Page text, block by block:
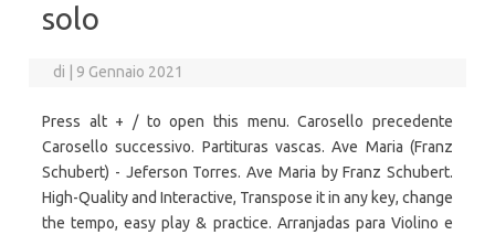
solo
di 9 Gennaio 2021
Press alt + / to open this menu. Carosello precedente
Carosello successivo. Partituras vascas. Ave Maria (Franz
Schubert) - Jeferson Torres. Ave Maria by Franz Schubert.
High-Quality and Interactive, Transpose it in any key, change
the tempo, easy play & practice. Arranjadas para Violino e